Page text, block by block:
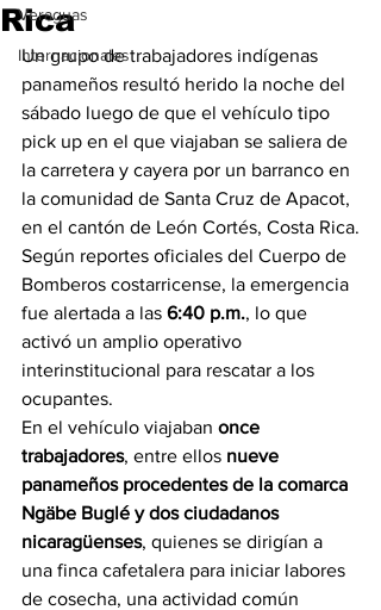
Veraguas
Internacionales
Rica
Un grupo de trabajadores indígenas
panameños resultó herido la noche del
sábado luego de que el vehículo tipo
pick up en el que viajaban se saliera de
la carretera y cayera por un barranco en
la comunidad de Santa Cruz de Apacot,
en el cantón de León Cortés, Costa Rica.
Según reportes oficiales del Cuerpo de
Bomberos costarricense, la emergencia
fue alertada a las 6:40 p.m., lo que
activó un amplio operativo
interinstitucional para rescatar a los
ocupantes.
En el vehículo viajaban once
trabajadores, entre ellos nueve
panameños procedentes de la comarca
Ngäbe Buglé y dos ciudadanos
nicaragüenses, quienes se dirigían a
una finca cafetalera para iniciar labores
de cosecha, una actividad común